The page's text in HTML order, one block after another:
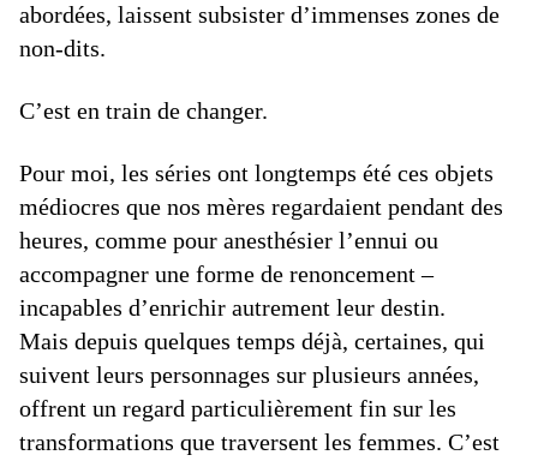
abordées, laissent subsister d’immenses zones de
non-dits.
C’est en train de changer.
Pour moi, les séries ont longtemps été ces objets
médiocres que nos mères regardaient pendant des
heures, comme pour anesthésier l’ennui ou
accompagner une forme de renoncement –
incapables d’enrichir autrement leur destin.
Mais depuis quelques temps déjà, certaines, qui
suivent leurs personnages sur plusieurs années,
offrent un regard particulièrement fin sur les
transformations que traversent les femmes. C’est